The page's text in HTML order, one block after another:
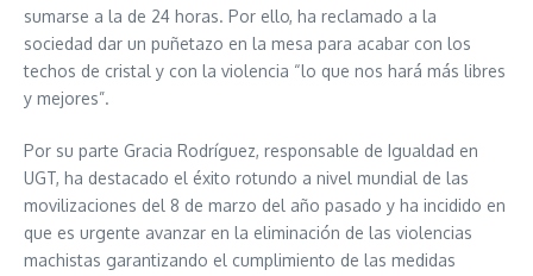
sumarse a la de 24 horas. Por ello, ha reclamado a la
sociedad dar un puñetazo en la mesa para acabar con los
techos de cristal y con la violencia “lo que nos hará más libres
y mejores”.
Por su parte Gracia Rodríguez, responsable de Igualdad en
UGT, ha destacado el éxito rotundo a nivel mundial de las
movilizaciones del 8 de marzo del año pasado y ha incidido en
que es urgente avanzar en la eliminación de las violencias
machistas garantizando el cumplimiento de las medidas